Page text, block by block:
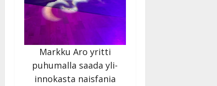
Markku Aro yritti
puhumalla saada yli-
innokasta naisfania